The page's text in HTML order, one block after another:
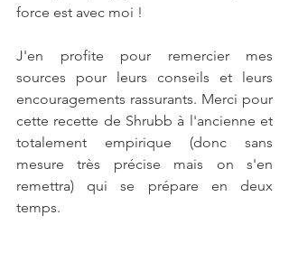
force est avec moi !
J'en profite pour remercier mes
sources pour leurs conseils et leurs
encouragements rassurants. Merci pour
cette recette de Shrubb à l'ancienne et
totalement empirique (donc sans
mesure très précise mais on s'en
remettra) qui se prépare en deux
temps.